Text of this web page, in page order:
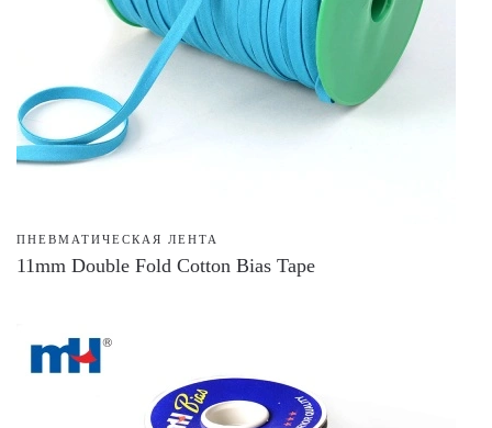
ПНЕВМАТИЧЕСКАЯ ЛЕНТА
11mm Double Fold Cotton Bias Tape